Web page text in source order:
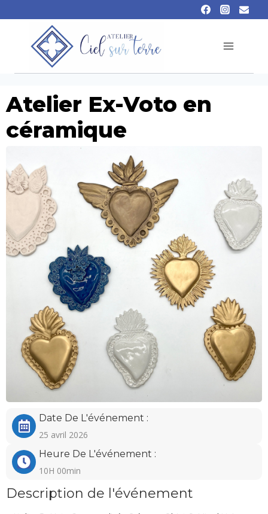
Atelier Ex-Voto en
céramique
Date De L'événement :
25 avril 2026
Heure De L'événement :
10H 00min
Description de l'événement